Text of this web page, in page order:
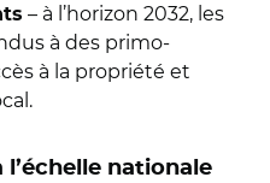
– à l’horizon 2032, les
à des primo-
à la propriété et
nationale